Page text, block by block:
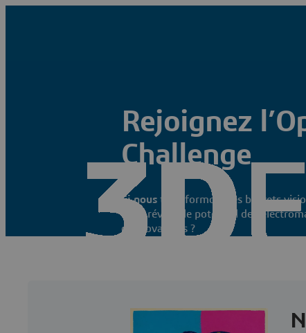
Rejoignez
Challenge
Si nous transformons les brevets
nous révéler le potentiel de
d’innovateurs ?